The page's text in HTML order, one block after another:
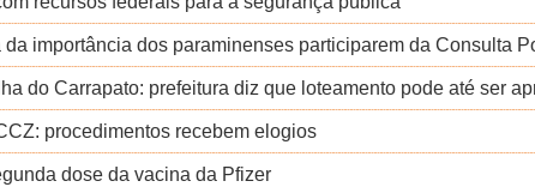
importância dos paraminenses participarem da Consulta
do Carrapato: prefeitura diz que loteamento pode até ser
procedimentos recebem elogios
dose da vacina da Pfizer